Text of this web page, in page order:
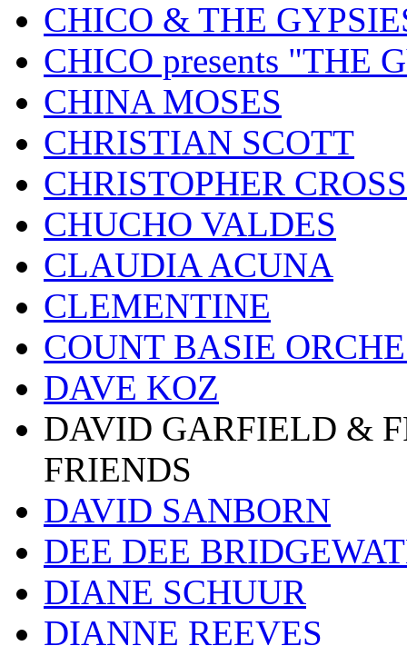
CHICO & THE
CHICO presents "THE
CHINA MOSES
CHRISTIAN SCOTT
CHRISTOPHER CROSS
CHUCHO VALDES
CLAUDIA ACUNA
CLEMENTINE
COUNT BASIE
DAVE KOZ
DAVID GARFIELD &
FRIENDS
DAVID SANBORN
DEE DEE
DIANE SCHUUR
DIANNE REEVES